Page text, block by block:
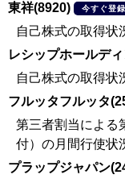
東祥(8920)
今すぐ登録
自己株式の取得状
レシップホールデ
自己株式の取得状
フルッタフルッタ
第三者割当による
付）の月間行使状
プラップジャパン